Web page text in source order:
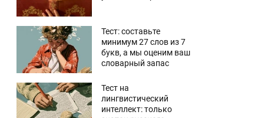
Тест: составьте
минимум 27 слов из 7
букв, а мы оценим ваш
словарный запас
Тест на
лингвистический
интеллект: только